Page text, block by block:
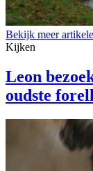
Bekijk meer
Kijken
Leon
oudste